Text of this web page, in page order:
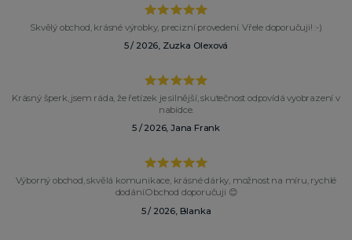
Skvělý obchod, krásné výrobky, precizní provedení. Vřele doporučuji! :-)
5 / 2026, Zuzka Olexová
Krásný šperk, jsem ráda, že řetízek je silnější, skutečnost odpovídá vyobrazení v
nabídce.
5 / 2026, Jana Frank
Výborný obchod, skvělá komunikace, krásné dárky, možnost na míru, rychlé
dodání.Obchod doporučuji 😊
5 / 2026, Blanka